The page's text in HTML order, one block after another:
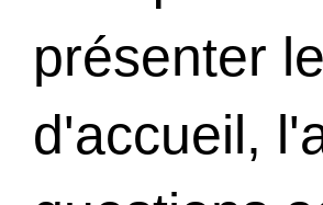
présenter
d'accueil,